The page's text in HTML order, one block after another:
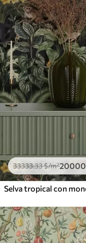
33333.33$/m²20000